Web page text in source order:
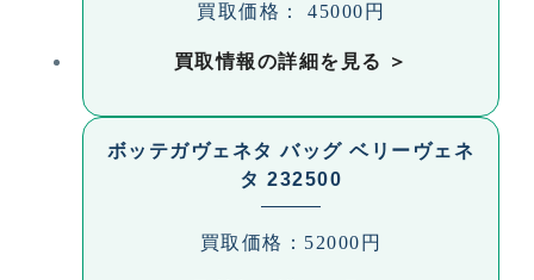
買取価格： 45000円
買取情報の詳細を見る
ボッテガヴェネタ バッグ ベリーヴェネ
タ 232500
買取価格：52000円